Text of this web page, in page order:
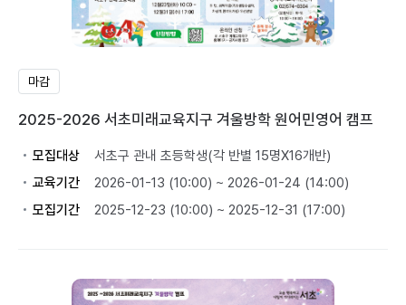
마감
2025-2026 서초미래교육지구 겨울방학 원어민영어 캠프
모집대상
서초구 관내 초등학생(각 반별 15명X16개반)
교육기간
2026-01-13 (10:00) ~ 2026-01-24 (14:00)
모집기간
2025-12-23 (10:00) ~ 2025-12-31 (17:00)